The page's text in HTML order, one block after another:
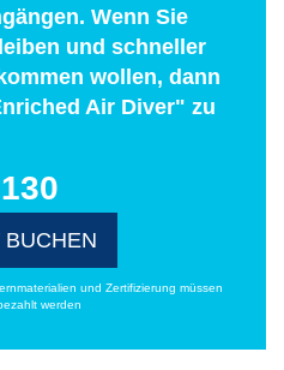
Wenn Sie
und schneller
wollen, dann
Air Diver" zu
BUCHEN
und Zertifizierung müssen
werden